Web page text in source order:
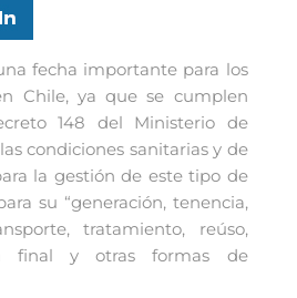
fecha importante para los
Chile, ya que se cumplen
148 del Ministerio de
condiciones sanitarias y de
la gestión de este tipo de
su “generación, tenencia,
tratamiento, reúso,
final y otras formas de